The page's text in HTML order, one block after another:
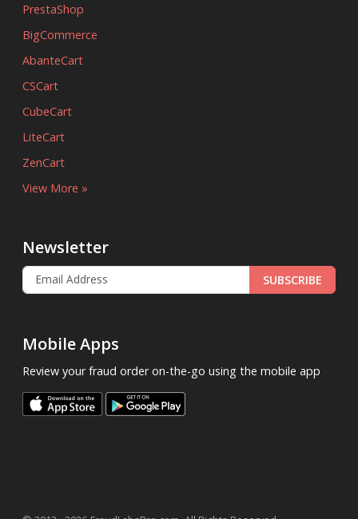
PrestaShop
BigCommerce
AbanteCart
CSCart
CubeCart
LiteCart
ZenCart
View More »
Newsletter
SUBSCRIBE
Mobile Apps
Review your fraud order on-the-go using the mobile app